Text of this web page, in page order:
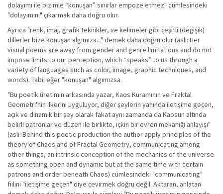
dolayımı ile bizimle “konuşan” sınırlar empoze etmez" cümlesindeki
"dolayımını" çıkarmak daha doğru olur.
Ayrıca "renk, imaj, grafik teknikler, ve kelimeler gibi çeşitli (değişik)
dillerler bize konuşan algımıza..." demek daha doğru olur (aslı: Her
visual poems are away from gender and genre limitations and do not
impose limits to our perception, which “speaks” to us through a
variety of languages such as color, image, graphic techniques, and
words). Tabii eğer "konuşan" algımızsa.
"Bu poetik üretimin arkasında yazar, Kaos Kuramının ve Fraktal
Geometri'nin ilkerini uyguluyor, diğer şeylerin yanında iletişime geçen,
açık ve dinamik bir şey olarak fakat aynı zamanda da Kaosun altında
belirli patronlar ve düzen ile birlikte, içkin bir evren mekaniği anlayışı"
(aslı: Behind this poetic production the author apply principles of the
theory of Chaos and of Fractal Geometry, communicating among
other things, an intrinsic conception of the mechanics of the universe
as something open and dynamic but at the same time with certain
patrons and order beneath Chaos) cümlesindeki "communicating"
fiilini "iletişime geçen" diye çevirmek doğru değil. Aktaran, anlatan